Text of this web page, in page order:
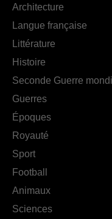
Architecture
Langue française
Littérature
Histoire
Seconde Guerre
Guerres
Époques
Royauté
Sport
Football
Animaux
Sciences